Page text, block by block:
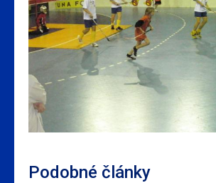
Podobné články